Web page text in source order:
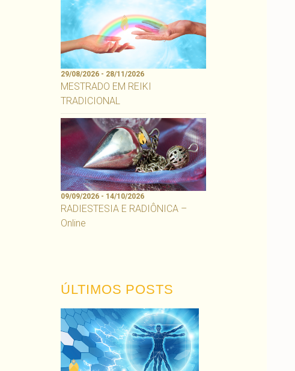
29/08/2026 - 28/11/2026
MESTRADO EM REIKI
TRADICIONAL
09/09/2026 - 14/10/2026
RADIESTESIA E RADIÔNICA –
Online
ÚLTIMOS POSTS